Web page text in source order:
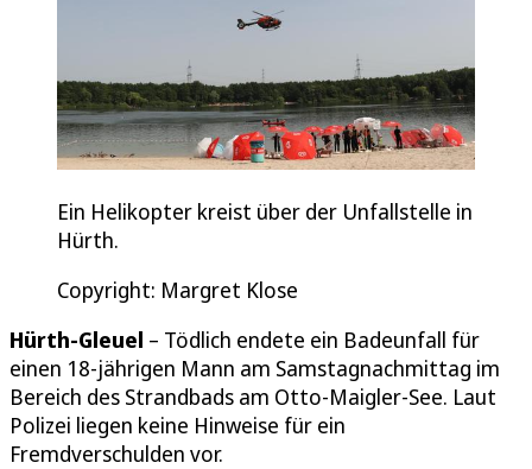
Ein Helikopter kreist über der Unfallstelle in
Hürth.
Copyright: Margret Klose
Hürth-Gleuel – Tödlich endete ein Badeunfall für
einen 18-jährigen Mann am Samstagnachmittag im
Bereich des Strandbads am Otto-Maigler-See. Laut
Polizei liegen keine Hinweise für ein
Fremdverschulden vor.